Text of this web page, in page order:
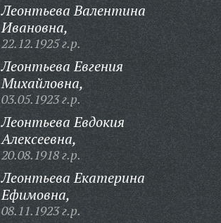
Леонтьева Валентина
Ивановна,
22.12.1925 г.р.
Леонтьева Евгения
Михайловна,
03.05.1923 г.р.
Леонтьева Евдокия
Алексеевна,
20.08.1918 г.р.
Леонтьева Екатерина
Ефимовна,
08.11.1923 г.р.